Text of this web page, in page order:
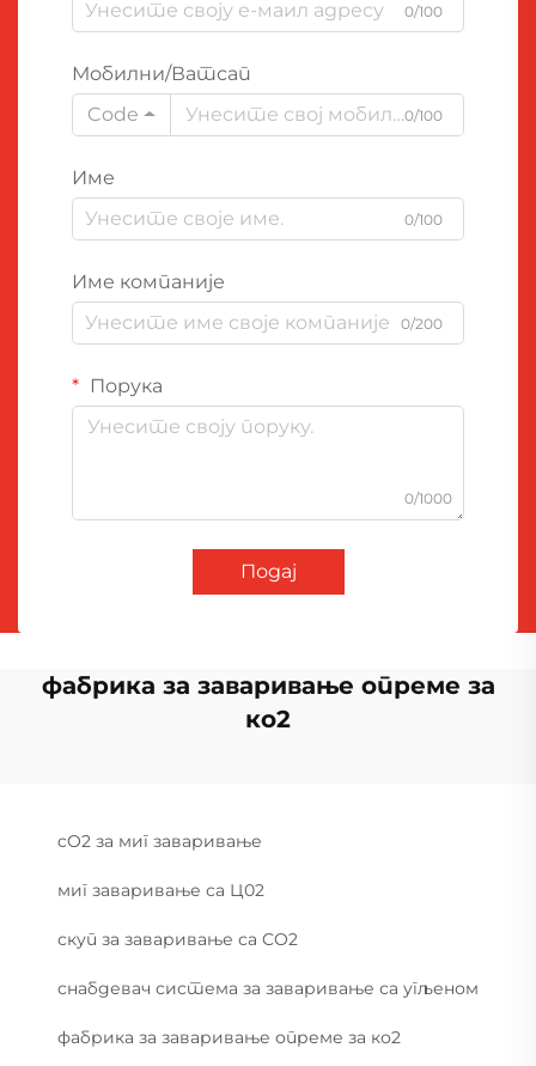
0/100
Мобилни/Ватсап
Code
0/100
Име
0/100
Име компаније
0/200
Порука
0/1000
Подај
фабрика за заваривање опреме за
ко2
cO2 за миг заваривање
миг заваривање са Ц02
скуп за заваривање са CO2
снабдевач система за заваривање са угљеном
фабрика за заваривање опреме за ко2